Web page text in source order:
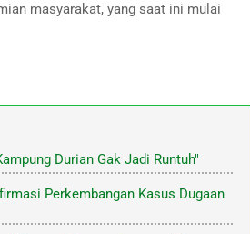
masyarakat, yang saat ini mulai
Durian Gak Jadi Runtuh"
Perkembangan Kasus Dugaan